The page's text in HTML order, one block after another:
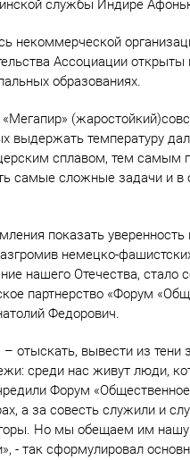
службы Индире
некоммерческой
Ассоциации
образованиях.
выдержать температуру
сплавом, тем самым
самые сложные задачи и в
показать
немецко-
нашего Отечества, стало
партнерство «Форум
Федорович.
отыскать, вывести из тени
среди нас живут люди,
Форум
а за совесть служили и
Но мы обещаем им
- так сформулировал